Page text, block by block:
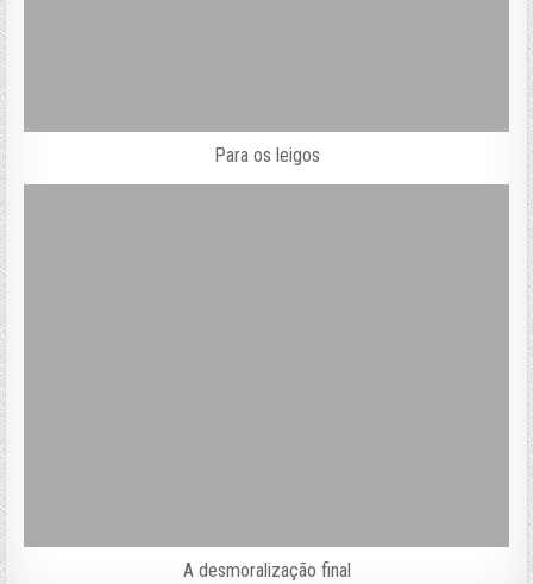
Para os leigos
A desmoralização final